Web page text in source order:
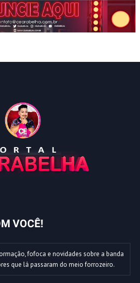
VOCÊ!
fofoca e novidades sobre a banda
que lá passaram do meio forrozeiro.